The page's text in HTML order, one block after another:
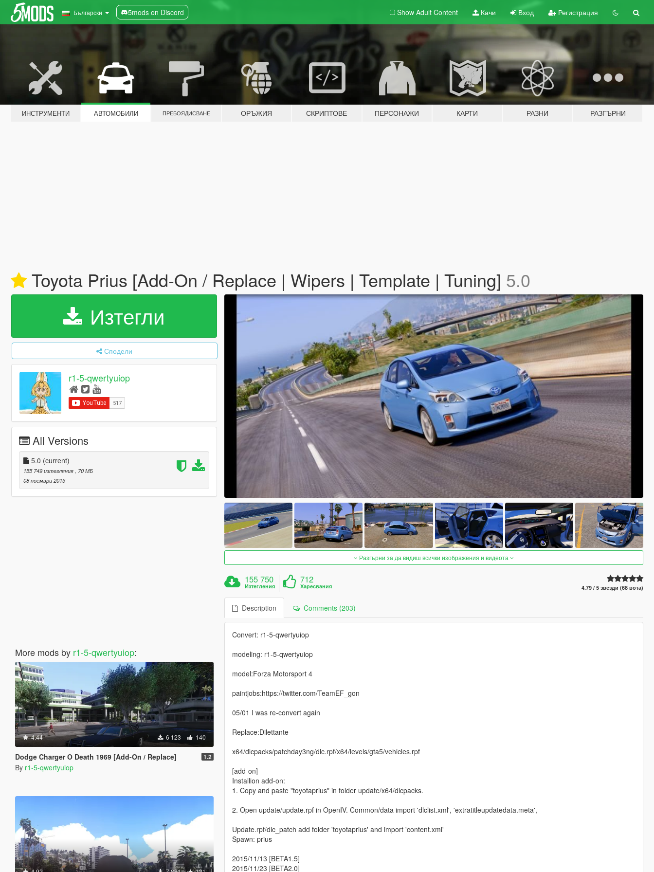
Български 5mods on Discord Show Adult Content Качи Вход Регистрация
ИНСТРУМЕНТИ АВТОМОБИЛИ ПРЕБОЯДИСВАНЕ ОРЪЖИЯ СКРИПТОВЕ ПЕРСОНАЖИ КАРТИ РАЗНИ РАЗГЪРНИ
Toyota Prius [Add-On / Replace | Wipers | Template | Tuning] 5.0
Изтегли
Сподели
r1-5-qwertyuiop
All Versions
5.0 (current)
155 749 изтегляния
, 70 МБ
08 ноември 2015
More mods by r1-5-qwertyuiop:
4.44 6 123 140
Dodge Charger O Death 1969 [Add-On / Replace] 1.2
By r1-5-qwertyuiop
Разгърни за да видиш всички изображения и видеота
155 750
Изтегления
712
Харесвания 4.79 / 5 звезди (68 вота)
Description Comments (203)
Convert: r1-5-qwertyuiop
modeling: r1-5-qwertyuiop
model:Forza Motorsport 4
paintjobs:https://twitter.com/TeamEF_gon
05/01 I was re-convert again
Replace:Dilettante
x64/dlcpacks/patchday3ng/dlc.rpf/x64/levels/gta5/vehicles.rpf
[add-on]
Installion add-on:
1. Copy and paste "toyotaprius" in folder update/x64/dlcpacks.
2. Open update/update.rpf in OpenIV. Common/data import 'dlclist.xml', 'extratitleupdatedata.meta',
Update.rpf/dlc_patch add folder 'toyotaprius' and import 'content.xml'
Spawn: prius
2015/11/13 [BETA1.5]
2015/11/23 [BETA2.0]